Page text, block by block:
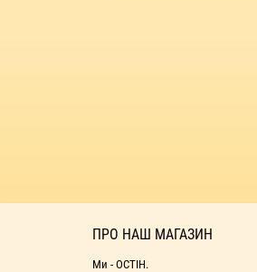
ПРО НАШ МАГАЗИН
Ми - ОСТІН.